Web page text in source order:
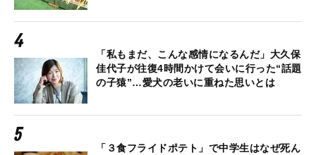
「私もまだ、こんな感情になるんだ」大久保
佳代子が往復4時間かけて会いに行った“話題
の子猿”…愛犬の老いに重ねた思いとは
「３食フライドポテト」で中学生はなぜ死ん